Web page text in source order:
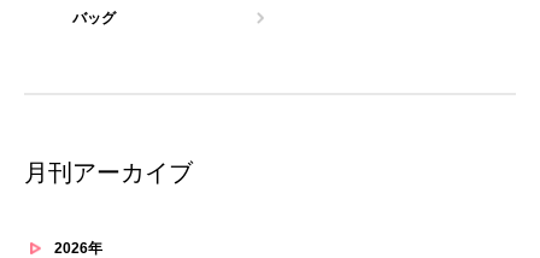
バッグ
月刊アーカイブ
2026年